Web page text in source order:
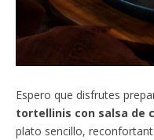
Espero que disfrutes
tortellinis con salsa de
plato sencillo,